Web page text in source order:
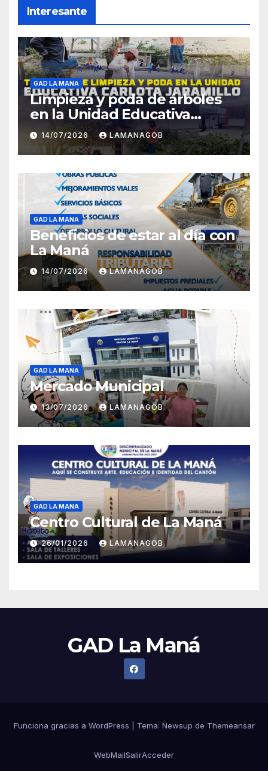
Interesante
GAD LA MANA
Limpieza y poda de árboles
en la Unidad Educativa
Carlota Jaramillo
14/07/2026 LAMANAGOB
GAD LA MANA
Beneficios de estar al día con
La Maná
14/07/2026 LAMANAGOB
GAD LA MANA
Mercado Municipal
13/07/2026 LAMANAGOB
GAD LA MANA
Centro Cultural de La Maná
26/01/2026 LAMANAGOB
GAD La Maná
Funciona gracias a WordPress Tema: Newsup de Themeansar
WebMailSalirAcceder